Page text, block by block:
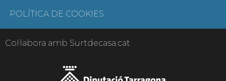
POLÍTICA DE COOKIES
Col·labora amb Surtdecasa.cat